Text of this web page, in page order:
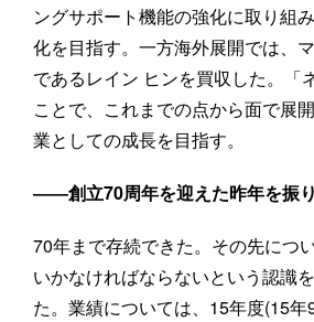
ングサポート機能の強化に取り組
化を目指す。一方海外展開では、
であるレイン ヒンを買収した。「
ことで、これまでの点から面で展
業としての成長を目指す。
――創立70周年を迎えた昨年を振
70年まで存続できた。その先につ
いかなければならないという認識
た。業績については、15年度(15年